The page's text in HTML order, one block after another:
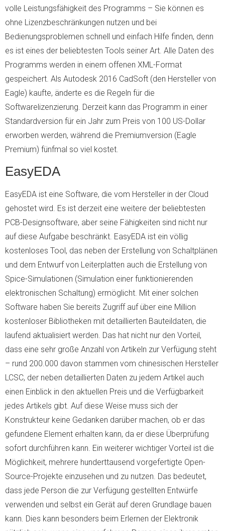
volle Leistungsfähigkeit des Programms – Sie können es
ohne Lizenzbeschränkungen nutzen und bei
Bedienungsproblemen schnell und einfach Hilfe finden, denn
es ist eines der beliebtesten Tools seiner Art. Alle Daten des
Programms werden in einem offenen XML-Format
gespeichert. Als Autodesk 2016 CadSoft (den Hersteller von
Eagle) kaufte, änderte es die Regeln für die
Softwarelizenzierung. Derzeit kann das Programm in einer
Standardversion für ein Jahr zum Preis von 100 US-Dollar
erworben werden, während die Premiumversion (Eagle
Premium) fünfmal so viel kostet.
EasyEDA
EasyEDA ist eine Software, die vom Hersteller in der Cloud
gehostet wird. Es ist derzeit eine weitere der beliebtesten
PCB-Designsoftware, aber seine Fähigkeiten sind nicht nur
auf diese Aufgabe beschränkt. EasyEDA ist ein völlig
kostenloses Tool, das neben der Erstellung von Schaltplänen
und dem Entwurf von Leiterplatten auch die Erstellung von
Spice-Simulationen (Simulation einer funktionierenden
elektronischen Schaltung) ermöglicht. Mit einer solchen
Software haben Sie bereits Zugriff auf über eine Million
kostenloser Bibliotheken mit detaillierten Bauteildaten, die
laufend aktualisiert werden. Das hat nicht nur den Vorteil,
dass eine sehr große Anzahl von Artikeln zur Verfügung steht
– rund 200.000 davon stammen vom chinesischen Hersteller
LCSC, der neben detaillierten Daten zu jedem Artikel auch
einen Einblick in den aktuellen Preis und die Verfügbarkeit
jedes Artikels gibt. Auf diese Weise muss sich der
Konstrukteur keine Gedanken darüber machen, ob er das
gefundene Element erhalten kann, da er diese Überprüfung
sofort durchführen kann. Ein weiterer wichtiger Vorteil ist die
Möglichkeit, mehrere hunderttausend vorgefertigte Open-
Source-Projekte einzusehen und zu nutzen. Das bedeutet,
dass jede Person die zur Verfügung gestellten Entwürfe
verwenden und selbst ein Gerät auf deren Grundlage bauen
kann. Dies kann besonders beim Erlernen der Elektronik